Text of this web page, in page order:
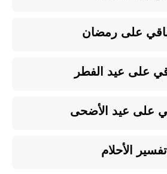
على رمضان
على عيد الفطر
على عيد الأضحى
تفسير الأحلام